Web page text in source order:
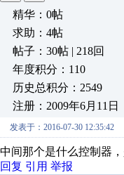
精华：0帖
求助：4帖
帖子：30帖 | 218回
年度积分：110
历史总积分：2549
注册：2009年6月11日
发表于：2016-07-30 12:35:42
中间那个是什么控制器
回复 引用 举报